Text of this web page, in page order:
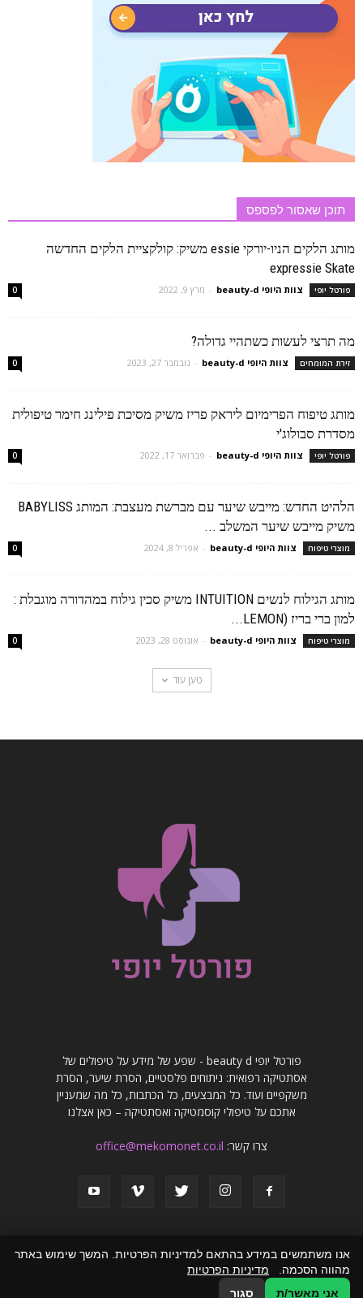
תוכן שאסור לפספס
מותג הלקים הניו-יורקי essie משיק: קולקציית הלקים החדשה
expressie Skate
פורטל יופי צוות היופי beauty-d - מרץ 9, 2022 0
מה תרצי לעשות כשתהיי גדולה?
זירת המומחים צוות היופי beauty-d - נובמבר 27, 2023 0
מותג טיפוח הפרימיום ליראק פריז משיק מסיכת פילינג חימר טיפולית
מסדרת סבולוג'י
פורטל יופי צוות היופי beauty-d - פברואר 17, 2022 0
הלהיט החדש: מייבש שיער עם מברשת מעצבת: המותג BABYLISS
משיק מייבש שיער המשלב ...
מוצרי טיפוח צוות היופי beauty-d - אפריל 8, 2024 0
מותג הגילוח לנשים INTUITION משיק סכין גילוח במהדורה מוגבלת :
למון ברי בריז (LEMON...
מוצרי טיפוח צוות היופי beauty-d - אוגוסט 28, 2023 0
טען עוד
פורטל יופי beauty d - שפע של מידע על טיפולים של
אסתטיקה רפואית: ניתוחים פלסטיים, הסרת שיער, הסרת
משקפיים ועוד. כל המבצעים, כל הכתבות, כל מה שמעניין
אתכם על טיפולי קוסמטיקה ואסתטיקה – כאן אצלנו
צרו קשר: office@mekomonet.co.il
פרסמו אצלנו פרסום מאמרים באתרים
אנו משתמשים במידע בהתאם למדיניות הפרטיות. המשך שימוש באתר
מהווה הסכמה. מדיניות הפרטיות
אני מאשר/ת
סגור